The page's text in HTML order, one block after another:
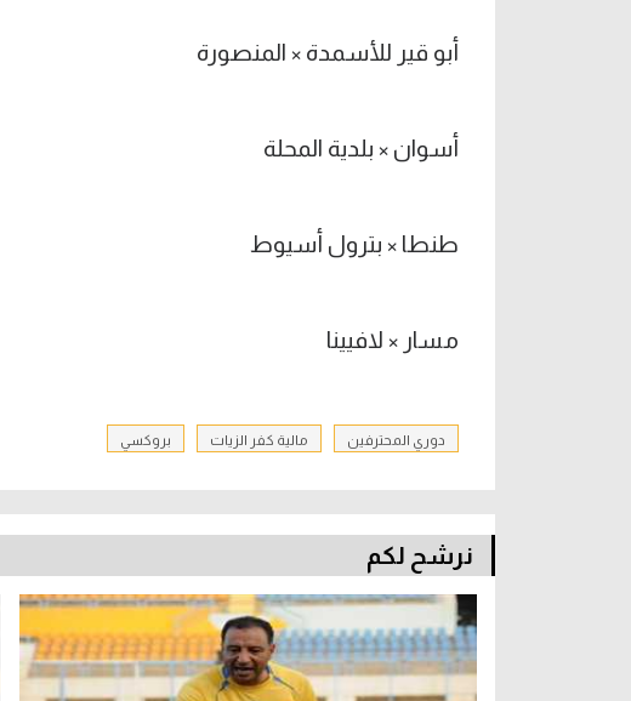
أبو قير للأسمدة × المنصورة
أسوان × بلدية المحلة
طنطا × بترول أسيوط
مسار × لافيينا
دوري المحترفين مالية كفر الزيات بروكسي
نرشح لكم